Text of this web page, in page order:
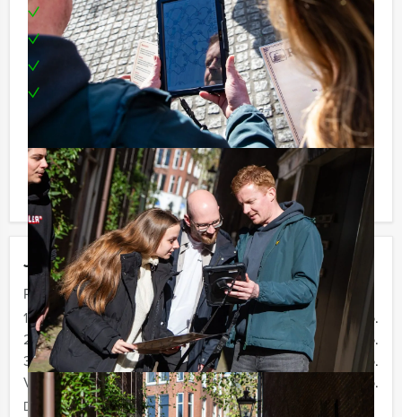
Jouw uitje
Prijs :
12 - 19 personen
€ 34,50 p.p.
20 - 29 personen
€ 32,50 p.p.
30 - 39 personen
€ 29,50 p.p.
Vanaf 40 personen
€ 27,50 p.p.
De prijzen zijn exclusief BTW
Enthousiaste begeleiding
1 drankje
Een leuke prijs voor het winnende team
Te boeken op uw gewenste dag en tijdstip!
Het minimale aantal dat staat aangegeven op onze
website is geen vaststaand gegeven. U kunt ook met
minder mensen deelnemen, mits u voor het minimale
aantal personen betaalt.